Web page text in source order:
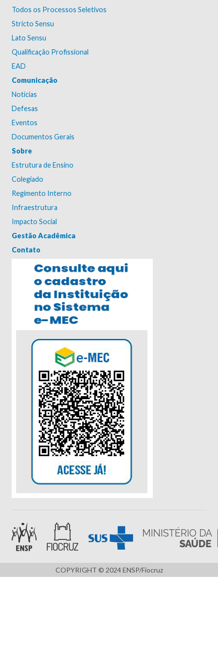
Todos os Processos Seletivos
Stricto Sensu
Lato Sensu
Qualificação Profissional
EAD
Comunicação
Notícias
Defesas
Eventos
Documentos Gerais
Sobre
Estrutura de Ensino
Colegiado
Regimento Interno
Infraestrutura
Impacto Social
Gestão Acadêmica
Contato
COPYRIGHT © 2024 ENSP/Fiocruz